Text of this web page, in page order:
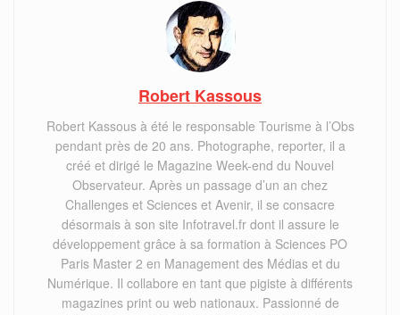
Robert Kassous
Robert Kassous à été le responsable Tourisme à l’Obs
pendant près de 20 ans. Photographe, reporter, il a
créé et dirigé le Magazine Week-end du Nouvel
Observateur. Après un passage d’un an chez
Challenges et Sciences et Avenir, il se consacre
désormais à son site Infotravel.fr dont il assure le
développement grâce à sa formation à Sciences PO
Paris Master 2 en Management des Médias et du
Numérique. Il collabore en tant que pigiste à différents
magazines print ou web nationaux. Passionné de